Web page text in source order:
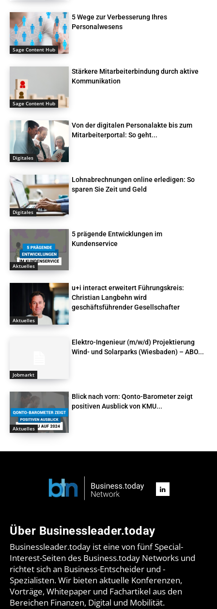
Sage Content Hub
5 Wege zur Verbesserung Ihres
Personalwesens
Sage Content Hub
Stärkere Mitarbeiterbindung durch aktive
Kommunikation
Digitales
Von der digitalen Personalakte bis zum
Mitarbeiterportal: So geht...
Digitales
Lohnabrechnungen online erledigen: So
sparen Sie Zeit und Geld
Aktuelles
5 prägende Entwicklungen im
Kundenservice
Aktuelles
u+i interact erweitert Führungskreis:
Christian Langbehn wird
geschäftsführender Gesellschafter
Jobmarkt
Elektro-Ingenieur (m/w/d) Projektierung
Wind- und Solarparks (Wiesbaden) – ABO...
Aktuelles
Blick nach vorn: Qonto-Barometer zeigt
positiven Ausblick von KMU...
Über Businessleader.today
Businessleader.today ist eine von fünf Special-
Interest-Seiten des Business.today Networks und
richtet sich an Business-Entscheider und -
Spezialisten. Wir bieten aktuelle Konferenzen,
Vorträge, Whitepaper und Fachartikel aus den
Bereichen Finanzen, Digital und Mobilität.